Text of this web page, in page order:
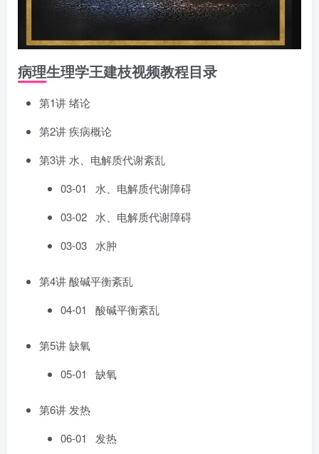
病理生理学王建枝视频教程目录
第1讲 绪论
第2讲 疾病概论
第3讲 水、电解质代谢紊乱
03-01 水、电解质代谢障碍
03-02 水、电解质代谢障碍
03-03 水肿
第4讲 酸碱平衡紊乱
04-01 酸碱平衡紊乱
第5讲 缺氧
05-01 缺氧
第6讲 发热
06-01 发热